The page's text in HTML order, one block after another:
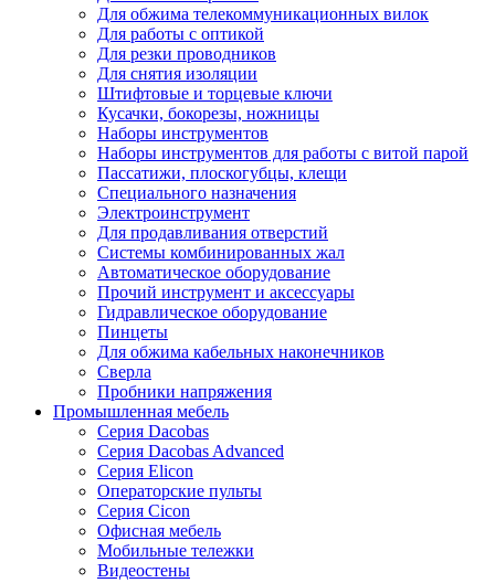
Для обжима телекоммуникационных вилок
Для работы с оптикой
Для резки проводников
Для снятия изоляции
Штифтовые и торцевые ключи
Кусачки, бокорезы, ножницы
Наборы инструментов
Наборы инструментов для работы с витой парой
Пассатижи, плоскогубцы, клещи
Специального назначения
Электроинструмент
Для продавливания отверстий
Системы комбинированных жал
Автоматическое оборудование
Прочий инструмент и аксессуары
Гидравлическое оборудование
Пинцеты
Для обжима кабельных наконечников
Сверла
Пробники напряжения
Промышленная мебель
Серия Dacobas
Серия Dacobas Advanced
Серия Elicon
Операторские пульты
Серия Cicon
Офисная мебель
Мобильные тележки
Видеостены